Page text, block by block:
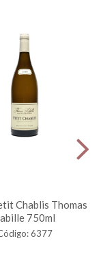
Chablis Thomas
750ml
6377